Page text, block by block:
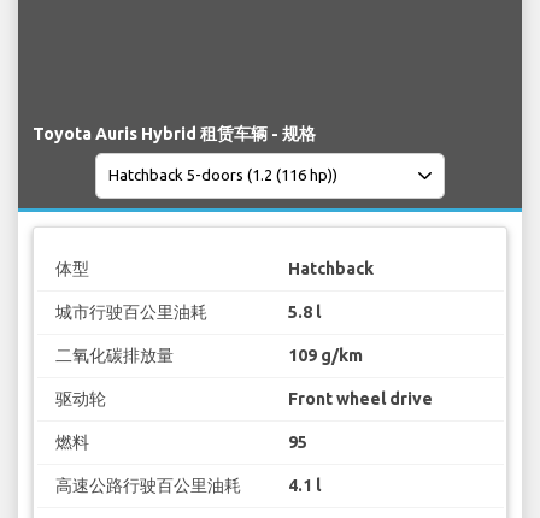
Toyota Auris Hybrid 租赁车辆 - 规格
体型 Hatchback
城市行驶百公里油耗 5.8 l
二氧化碳排放量 109 g/km
驱动轮 Front wheel drive
燃料 95
高速公路行驶百公里油耗 4.1 l